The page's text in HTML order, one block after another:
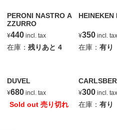
PERONI NASTRO A
ZZURRO
¥440 incl. tax
在庫：残りあと4
HEINEKEN
¥350incl.
在庫： 有り
DUVEL
¥680 incl. tax
Sold out 売り切れ
¥300incl.
在庫： 有り